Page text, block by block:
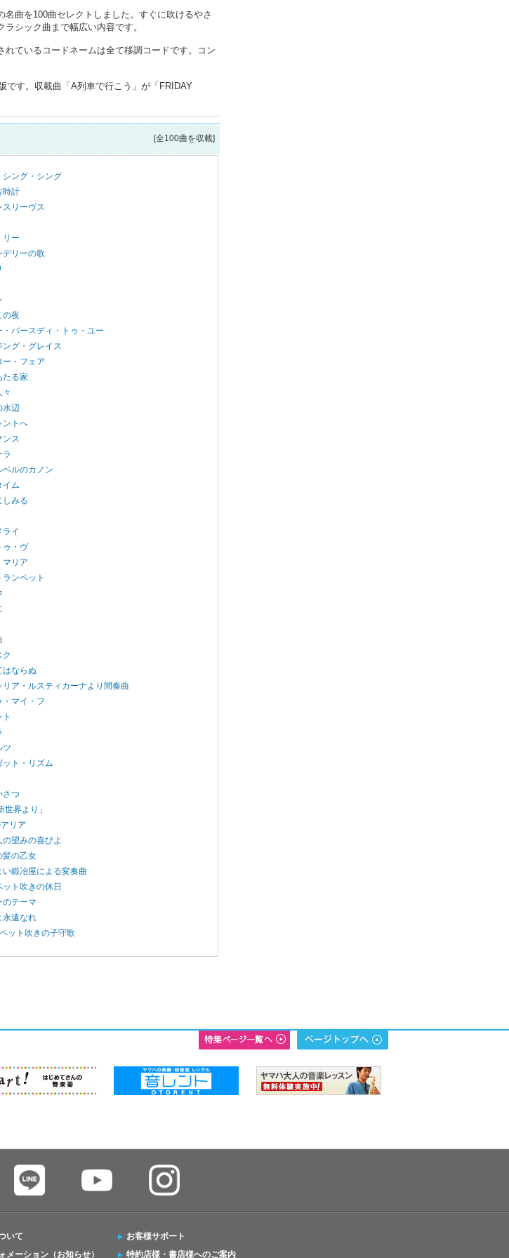
曲を100曲セレクトしました。すぐに吹けるやさ
シック曲まで幅広い内容です。
ているコードネームは全て移調コードです。コン
す。収載曲「A列車で行こう」が「FRIDAY
[全100曲を収載]
シング・シング
時計
スリーヴス
リー
デリーの歌
の夜
・バースディ・トゥ・ユー
ング・グレイス
ー・フェア
たる家
々
水辺
ントへ
ンス
ラ
ベルのカノン
イム
しみる
ライ
ゥ・ヴ
マリア
ンペット
ク
はならぬ
リア・ルスティカーナより間奏曲
・マイ・フ
ツ
ット・リズム
さつ
世界より」
リア
の望みの喜びよ
髪の乙女
い鍛冶屋による変奏曲
ット吹きの休日
のテーマ
永遠なれ
ット吹きの子守歌
いて
メーション（お知らせ）
お客様サポート
特約店様・書店様へのご案内